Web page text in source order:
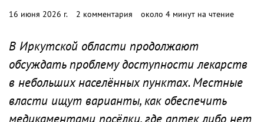
16 июня 2026 г. 2 комментария около 4 минут на чтение
В Иркутской области продолжают
обсуждать проблему доступности лекарств
в небольших населённых пунктах. Местные
власти ищут варианты, как обеспечить
медикаментами посёлки, где аптек либо нет